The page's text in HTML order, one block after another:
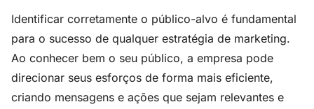
Identificar corretamente o público-alvo é fundamental
para o sucesso de qualquer estratégia de marketing.
Ao conhecer bem o seu público, a empresa pode
direcionar seus esforços de forma mais eficiente,
criando mensagens e ações que sejam relevantes e